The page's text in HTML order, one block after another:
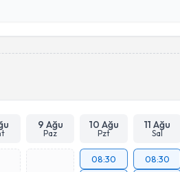
Takvim Talebini Gönder
9 Ağu
Paz
10 Ağu
Pzt
11 Ağu
Sal
08:30
08:30